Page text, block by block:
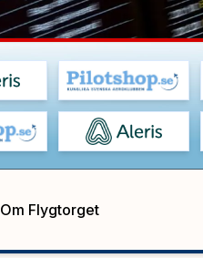
Om Flygtorget